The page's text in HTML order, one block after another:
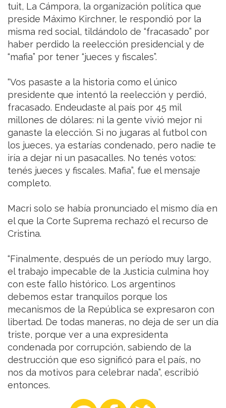
tuit, La Cámpora, la organización política que
preside Máximo Kirchner, le respondió por la
misma red social, tildándolo de “fracasado” por
haber perdido la reelección presidencial y de
“mafia” por tener “jueces y fiscales”.
“Vos pasaste a la historia como el único
presidente que intentó la reelección y perdió,
fracasado. Endeudaste al país por 45 mil
millones de dólares: ni la gente vivió mejor ni
ganaste la elección. Si no jugaras al futbol con
los jueces, ya estarías condenado, pero nadie te
iría a dejar ni un pasacalles. No tenés votos:
tenés jueces y fiscales. Mafia”, fue el mensaje
completo.
Macri solo se había pronunciado el mismo día en
el que la Corte Suprema rechazó el recurso de
Cristina.
“Finalmente, después de un período muy largo,
el trabajo impecable de la Justicia culmina hoy
con este fallo histórico. Los argentinos
debemos estar tranquilos porque los
mecanismos de la República se expresaron con
libertad. De todas maneras, no deja de ser un día
triste, porque ver a una expresidenta
condenada por corrupción, sabiendo de la
destrucción que eso significó para el país, no
nos da motivos para celebrar nada”, escribió
entonces.